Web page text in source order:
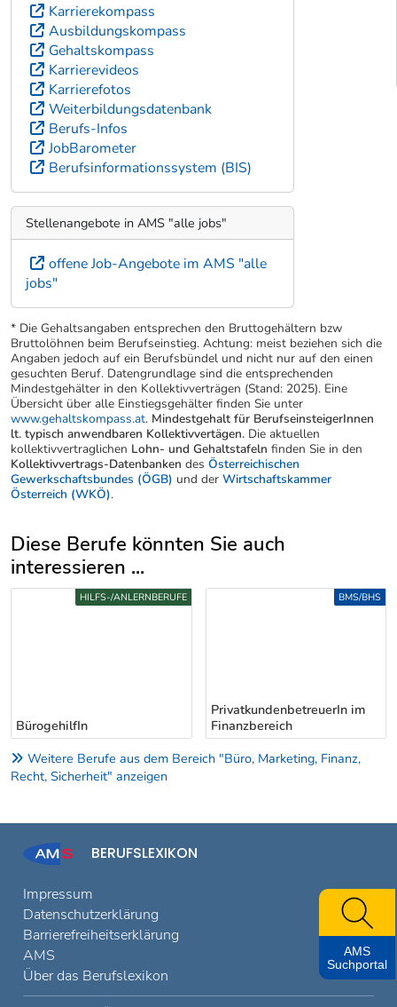
Karrierekompass
Ausbildungskompass
Gehaltskompass
Karrierevideos
Karrierefotos
Weiterbildungsdatenbank
Berufs-Infos
JobBarometer
Berufsinformationssystem (BIS)
Stellenangebote in AMS "alle jobs"
offene Job-Angebote im AMS "alle
jobs"
* Die Gehaltsangaben entsprechen den Bruttogehältern bzw
Bruttolöhnen beim Berufseinstieg. Achtung: meist beziehen sich die
Angaben jedoch auf ein Berufsbündel und nicht nur auf den einen
gesuchten Beruf. Datengrundlage sind die entsprechenden
Mindestgehälter in den Kollektivverträgen (Stand: 2025). Eine
Übersicht über alle Einstiegsgehälter finden Sie unter
www.gehaltskompass.at. Mindestgehalt für BerufseinsteigerInnen
lt. typisch anwendbaren Kollektivvertägen. Die aktuellen
kollektivvertraglichen Lohn- und Gehaltstafeln finden Sie in den
Kollektivvertrags-Datenbanken des Österreichischen
Gewerkschaftsbundes (ÖGB) und der Wirtschaftskammer
Österreich (WKÖ).
Diese Berufe könnten Sie auch
interessieren ...
Uber weitere Berufsvorschläge
BürogehilfIn
HILFS-/ANLERNBERUFE
PrivatkundenbetreuerIn im
Finanzbereich
BMS/BHS
Weitere Berufe aus dem Bereich "Büro, Marketing, Finanz,
Recht, Sicherheit" anzeigen
BERUFSLEXIKON
Impressum
Datenschutzerklärung
Barrierefreiheitserklärung
AMS
Über das Berufslexikon
AMS
Suchportal